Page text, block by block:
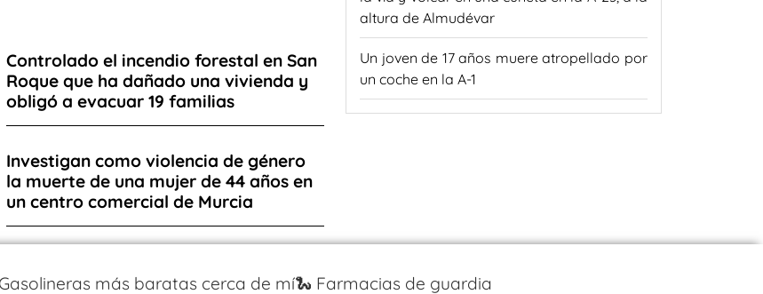
Controlado el incendio forestal en San
Roque que ha dañado una vivienda y
obligó a evacuar 19 familias
Investigan como violencia de género
la muerte de una mujer de 44 años en
un centro comercial de Murcia
altura de Almudévar
Un joven de 17 años muere atropellado por
un coche en la A-1
más baratas cerca de mí🐍 Farmacias de guardia